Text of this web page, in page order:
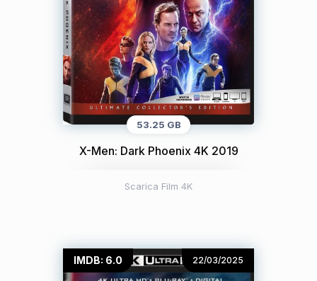
53.25 GB
X-Men: Dark Phoenix 4K 2019
Scarica Film 4K
IMDB: 6.0 22/03/2025